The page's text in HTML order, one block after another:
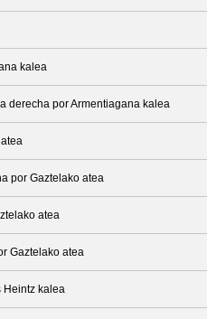
kalea
derecha por Armentiagana kalea
por Gaztelako atea
atea
Gaztelako atea
Heintz kalea